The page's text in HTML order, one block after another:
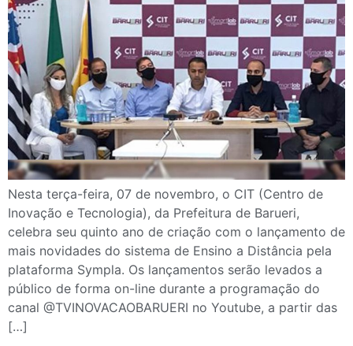
Nesta terça-feira, 07 de novembro, o CIT (Centro de
Inovação e Tecnologia), da Prefeitura de Barueri,
celebra seu quinto ano de criação com o lançamento de
mais novidades do sistema de Ensino a Distância pela
plataforma Sympla. Os lançamentos serão levados a
público de forma on-line durante a programação do
canal @TVINOVACAOBARUERI no Youtube, a partir das
[…]